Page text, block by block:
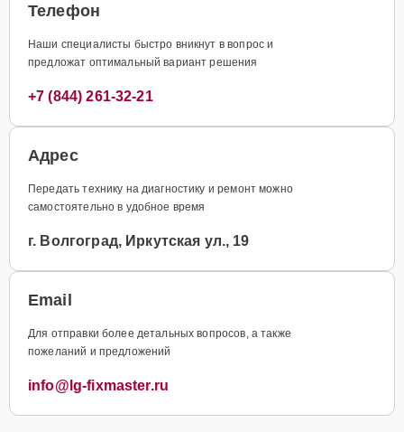
Телефон
Наши специалисты быстро вникнут в вопрос и
предложат оптимальный вариант решения
+7 (844) 261-32-21
Адрес
Передать технику на диагностику и ремонт можно
самостоятельно в удобное время
г. Волгоград, Иркутская ул., 19
Email
Для отправки более детальных вопросов, а также
пожеланий и предложений
info@lg-fixmaster.ru